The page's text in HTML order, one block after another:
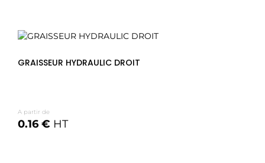
GRAISSEUR HYDRAULIC DROIT
A partir de
0.16 € HT